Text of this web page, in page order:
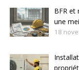
BFR et
une
18